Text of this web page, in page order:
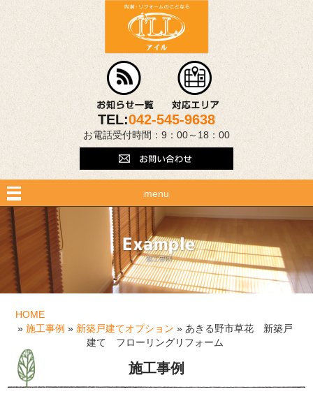
TEL:042-545-9638
お電話受付時間：9：00～18：00
menu
HOME
» 施工事例 » 新築戸建てオプション » あきる野市草花 新築戸
建て フローリングリフォーム
施工事例